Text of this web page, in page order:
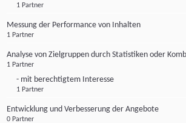
1 Partner
Messung der Performance von Inhalten
1 Partner
Analyse von Zielgruppen durch Statistiken oder
1 Partner
- mit berechtigtem Interesse
1 Partner
Entwicklung und Verbesserung der Angebote
0 Partner